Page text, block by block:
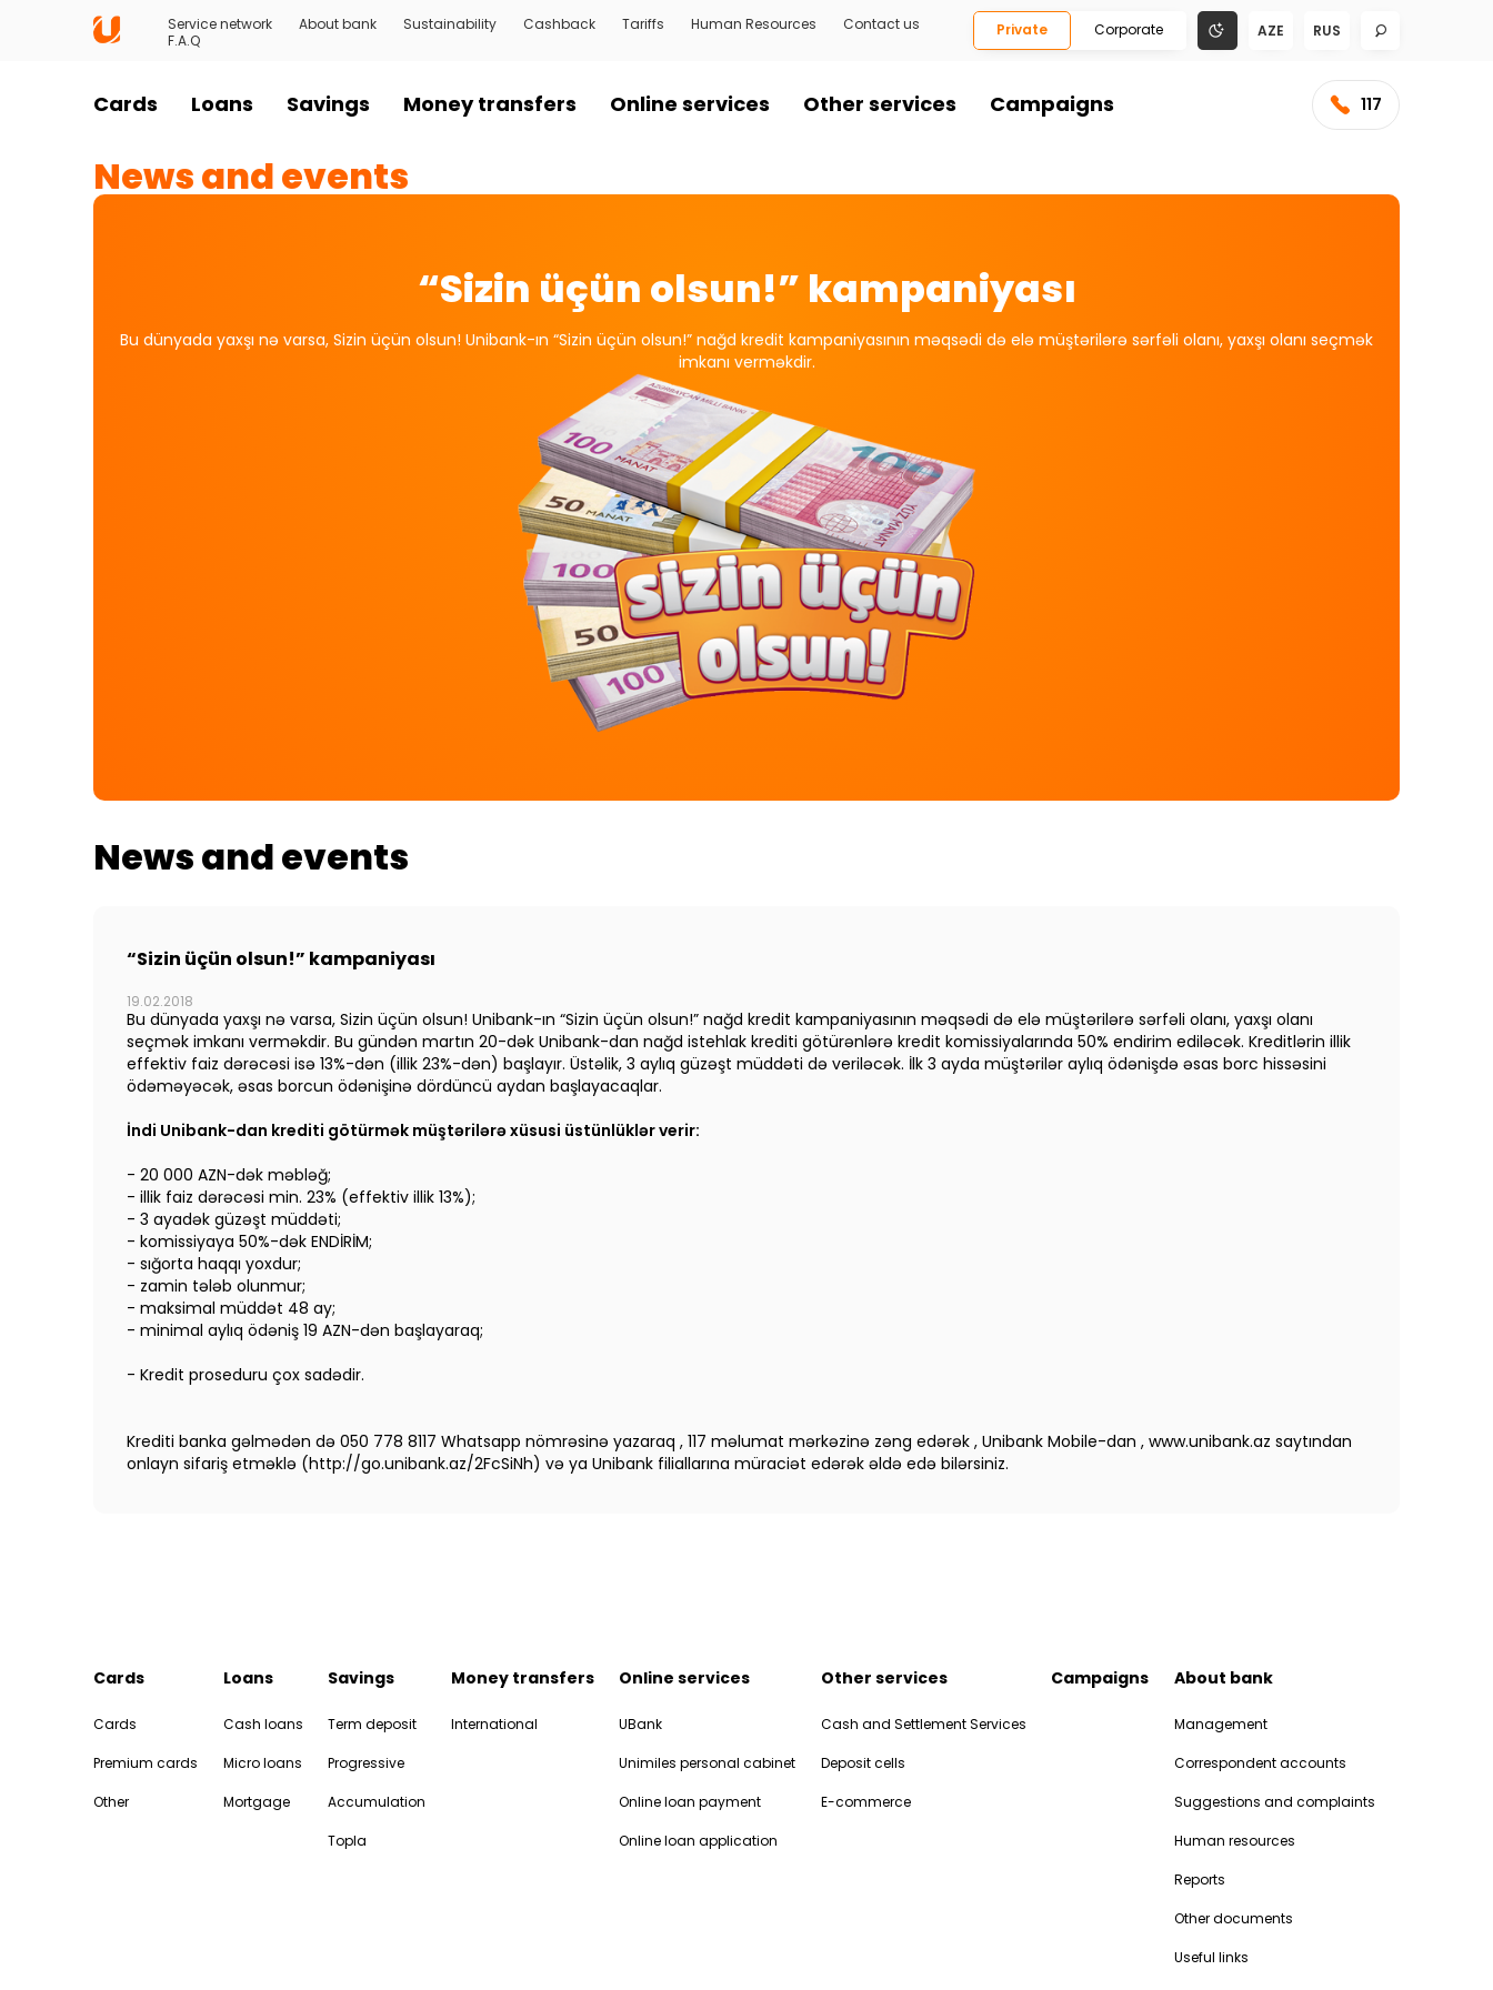
Service network About bank Sustainability Cashback Tariffs Human Resources
Contact us
F.A.Q
Private Corporate AZE RUS
Cards Loans Savings Money transfers Online services Other services Campaigns 117
News and events
“Sizin üçün olsun!” kampaniyası
Bu dünyada yaxşı nə varsa, Sizin üçün olsun! Unibank-ın “Sizin üçün olsun!” nağd kredit kampaniyasının məqsədi də elə müştərilərə sərfəli olanı, yaxşı olanı seçmək
imkanı verməkdir.
News and events
“Sizin üçün olsun!” kampaniyası
19.02.2018
Bu dünyada yaxşı nə varsa, Sizin üçün olsun! Unibank-ın “Sizin üçün olsun!” nağd kredit kampaniyasının məqsədi də elə müştərilərə sərfəli olanı, yaxşı olanı
seçmək imkanı verməkdir. Bu gündən martın 20-dək Unibank-dan nağd istehlak krediti götürənlərə kredit komissiyalarında 50% endirim ediləcək. Kreditlərin illik
effektiv faiz dərəcəsi isə 13%-dən (illik 23%-dən) başlayır. Üstəlik, 3 aylıq güzəşt müddəti də veriləcək. İlk 3 ayda müştərilər aylıq ödənişdə əsas borc hissəsini
ödəməyəcək, əsas borcun ödənişinə dördüncü aydan başlayacaqlar.
İndi Unibank-dan krediti götürmək müştərilərə xüsusi üstünlüklər verir:
- 20 000 AZN-dək məbləğ;
- illik faiz dərəcəsi min. 23% (effektiv illik 13%);
- 3 ayadək güzəşt müddəti;
- komissiyaya 50%-dək ENDİRİM;
- sığorta haqqı yoxdur;
- zamin tələb olunmur;
- maksimal müddət 48 ay;
- minimal aylıq ödəniş 19 AZN-dən başlayaraq;
- Kredit proseduru çox sadədir.
Krediti banka gəlmədən də 050 778 8117 Whatsapp nömrəsinə yazaraq , 117 məlumat mərkəzinə zəng edərək , Unibank Mobile-dan , www.unibank.az saytından
onlayn sifariş etməklə (http://go.unibank.az/2FcSiNh) və ya Unibank filiallarına müraciət edərək əldə edə bilərsiniz.
Cards
Cards
Premium cards
Other
Loans
Cash loans
Micro loans
Mortgage
Savings
Term deposit
Progressive
Accumulation
Topla
Money transfers
International
Online services
UBank
Unimiles personal cabinet
Online loan payment
Online loan application
Other services
Cash and Settlement Services
Deposit cells
E-commerce
Campaigns About bank
Management
Correspondent accounts
Suggestions and complaints
Human resources
Reports
Other documents
Useful links